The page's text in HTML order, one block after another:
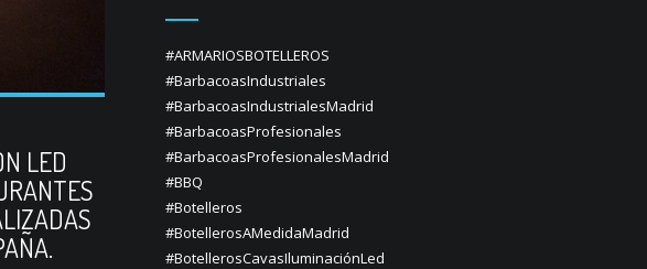
LED
#ARMARIOSBOTELLEROS
#BarbacoasIndustriales
#BarbacoasIndustrialesMadrid
#BarbacoasProfesionales
#BarbacoasProfesionalesMadrid
#BBQ
#Botelleros
#BotellerosAMedidaMadrid
#BotellerosCavasIluminaciónLed